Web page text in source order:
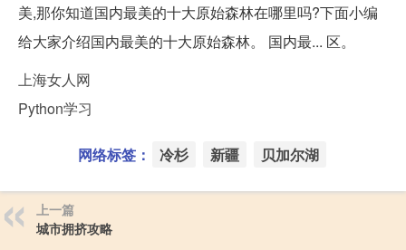
美,那你知道国内最美的十大原始森林在哪里吗?下面小编
给大家介绍国内最美的十大原始森林。 国内最... 区。
上海女人网
Python学习
网络标签： 冷杉 新疆 贝加尔湖
上一篇
城市拥挤攻略